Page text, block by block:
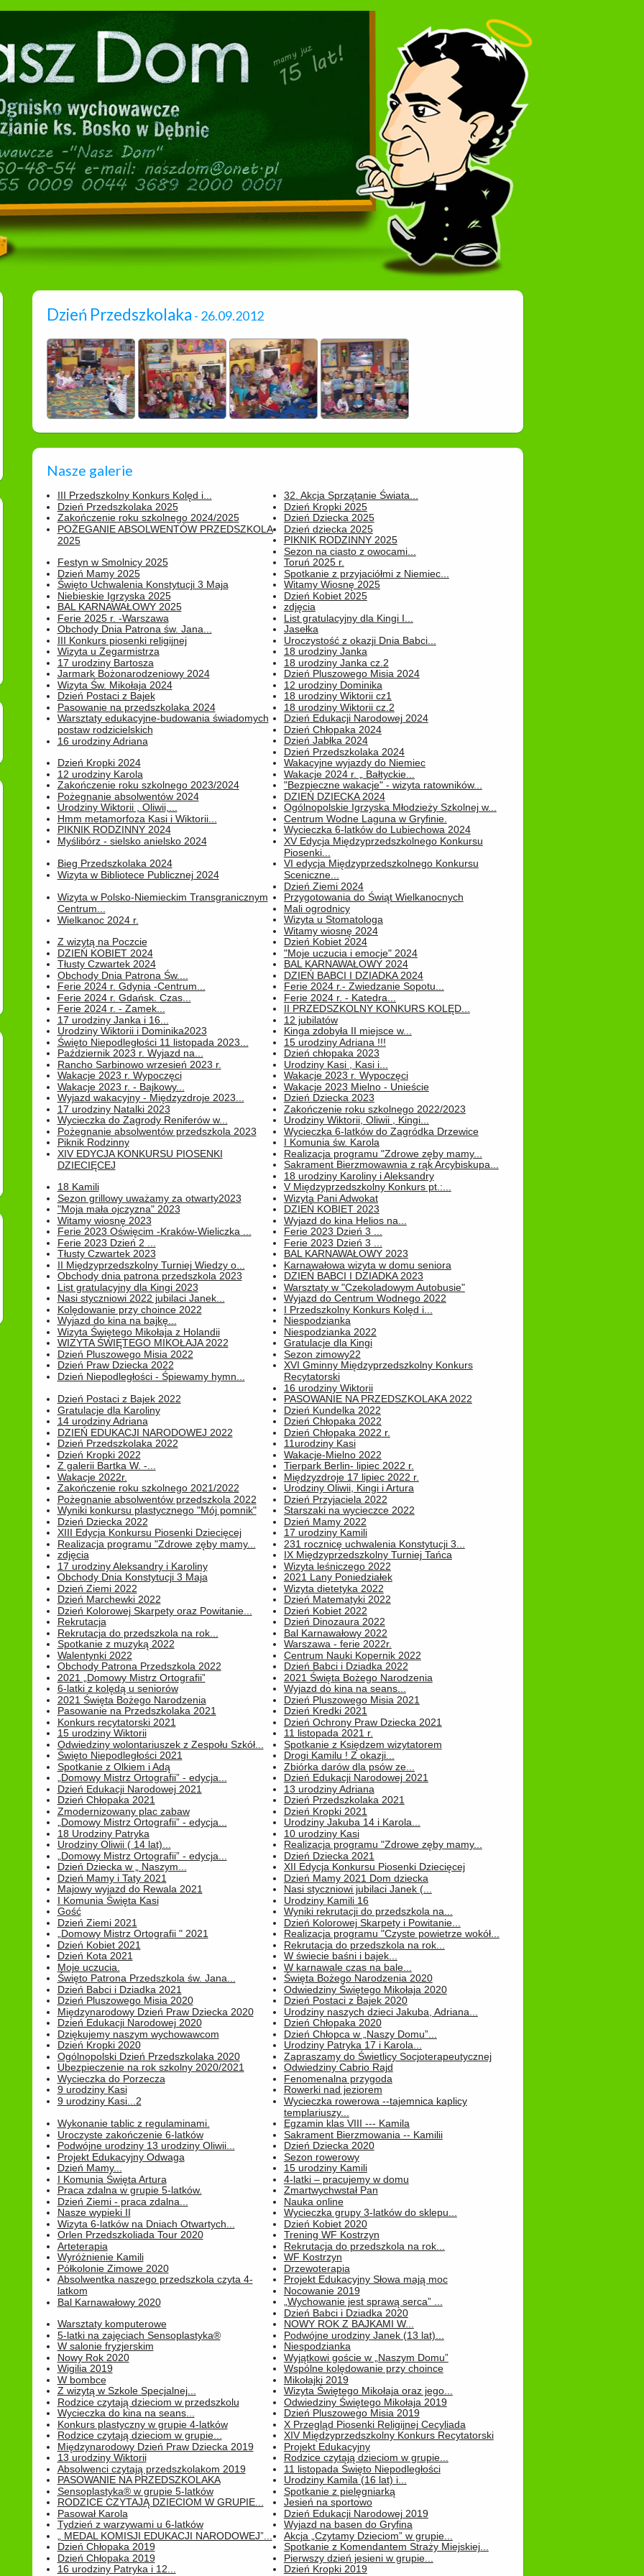
Dzień Przedszkolaka - 26.09.2012
Nasze galerie
III Przedszkolny Konkurs Kolęd i...
Dzień Przedszkolaka 2025
32. Akcja Sprzątanie Świata...
Dzień Kropki 2025
Zakończenie roku szkolnego 2024/2025
POŻEGANIE ABSOLWENTÓW PRZEDSZKOLA
2025
Dzień Dziecka 2025
Dzień dziecka 2025
PIKNIK RODZINNY 2025
Sezon na ciasto z owocami...
Festyn w Smolnicy 2025
Dzień Mamy 2025
Toruń 2025 r.
Spotkanie z przyjaciółmi z Niemiec...
Święto Uchwalenia Konstytucji 3 Maja
Niebieskie Igrzyska 2025
Witamy Wiosnę 2025
Dzień Kobiet 2025
BAL KARNAWAŁOWY 2025
Ferie 2025 r. -Warszawa
zdjęcia
List gratulacyjny dla Kingi I...
Obchody Dnia Patrona św. Jana...
III Konkurs piosenki religijnej
Jasełka
Uroczystość z okazji Dnia Babci...
Wizyta u Zegarmistrza
17 urodziny Bartosza
18 urodziny Janka
18 urodziny Janka cz.2
Jarmark Bożonarodzeniowy 2024
Wizyta Św. Mikołaja 2024
Dzień Pluszowego Misia 2024
12 urodziny Dominika
Dzień Postaci z Bajek
Pasowanie na przedszkolaka 2024
18 urodziny Wiktorii cz1
18 urodziny Wiktorii cz.2
Warsztaty edukacyjne-budowania świadomych
postaw rodzicielskich
16 urodziny Adriana
Dzień Edukacji Narodowej 2024
Dzień Chłopaka 2024
Dzień Jabłka 2024
Dzień Przedszkolaka 2024
Dzień Kropki 2024
12 urodziny Karola
Wakacyjne wyjazdy do Niemiec
Wakacje 2024 r. „ Bałtyckie...
Zakończenie roku szkolnego 2023/2024
Pożegnanie absolwentów 2024
"Bezpieczne wakacje" - wizyta ratowników...
DZIEŃ DZIECKA 2024
Urodziny Wiktorii , Oliwii,...
Hmm metamorfoza Kasi i Wiktorii...
Ogólnopolskie Igrzyska Młodzieży Szkolnej w...
Centrum Wodne Laguna w Gryfinie.
PIKNIK RODZINNY 2024
Myślibórz - sielsko anielsko 2024
Wycieczka 6-latków do Lubiechowa 2024
XV Edycja Międzyprzedszkolnego Konkursu
Piosenki...
Bieg Przedszkolaka 2024
Wizyta w Bibliotece Publicznej 2024
VI edycja Międzyprzedszkolnego Konkursu
Sceniczne...
Dzień Ziemi 2024
Wizyta w Polsko-Niemieckim Transgranicznym
Centrum...
Wielkanoc 2024 r.
Przygotowania do Świąt Wielkanocnych
Mali ogrodnicy
Wizyta u Stomatologa
Witamy wiosnę 2024
Z wizytą na Poczcie
DZIEŃ KOBIET 2024
Dzień Kobiet 2024
"Moje uczucia i emocje" 2024
Tłusty Czwartek 2024
Obchody Dnia Patrona Św....
BAL KARNAWAŁOWY 2024
DZIEŃ BABCI I DZIADKA 2024
Ferie 2024 r. Gdynia -Centrum...
Ferie 2024 r. Gdańsk. Czas...
Ferie 2024 r.- Zwiedzanie Sopotu...
Ferie 2024 r. - Katedra...
Ferie 2024 r. - Zamek...
17 urodziny Janka i 16...
II PRZEDSZKOLNY KONKURS KOLĘD...
12 jubilatów
Urodziny Wiktorii i Dominika2023
Święto Niepodległości 11 listopada 2023...
Kinga zdobyła II miejsce w...
15 urodziny Adriana !!!
Październik 2023 r. Wyjazd na...
Rancho Sarbinowo wrzesień 2023 r.
Dzień chłopaka 2023
Urodziny Kasi , Kasi i...
Wakacje 2023 r. Wypoczęci
Wakacje 2023 r. - Bajkowy...
Wakacje 2023 r. Wypoczęci
Wakacje 2023 Mielno - Unieście
Wyjazd wakacyjny - Międzyzdroje 2023...
17 urodziny Natalki 2023
Dzień Dziecka 2023
Zakończenie roku szkolnego 2022/2023
Wycieczka do Zagrody Reniferów w...
Pożegnanie absolwentów przedszkola 2023
Urodziny Wiktorii, Oliwii , Kingi...
Wycieczka 6-latków do Zagródka Drzewice
Piknik Rodzinny
XIV EDYCJA KONKURSU PIOSENKI
DZIECIĘCEJ
I Komunia św. Karola
Realizacja programu "Zdrowe zęby mamy...
Sakrament Bierzmowawnia z rąk Arcybiskupa...
18 urodziny Karoliny i Aleksandry
18 Kamili
Sezon grillowy uważamy za otwarty2023
V Międzyprzedszkolny Konkurs pt.:...
Wizyta Pani Adwokat
"Moja mała ojczyzna" 2023
Witamy wiosnę 2023
DZIEŃ KOBIET 2023
Wyjazd do kina Helios na...
Ferie 2023 Oświęcim -Kraków-Wieliczka ...
Ferie 2023 Dzień 2 ...
Ferie 2023 Dzień 3 ...
Ferie 2023 Dzień 3 ...
Tłusty Czwartek 2023
II Międzyprzedszkolny Turniej Wiedzy o...
BAL KARNAWAŁOWY 2023
Karnawałowa wizyta w domu seniora
Obchody dnia patrona przedszkola 2023
List gratulacyjny dla Kingi 2023
DZIEŃ BABCI I DZIADKA 2023
Warsztaty w "Czekoladowym Autobusie"
Nasi styczniowi 2022 jubilaci Janek...
Kolędowanie przy choince 2022
Wyjazd do Centrum Wodnego 2022
I Przedszkolny Konkurs Kolęd i...
Wyjazd do kina na bajkę...
Wizyta Świętego Mikołaja z Holandii
Niespodzianka
Niespodzianka 2022
WIZYTA ŚWIĘTEGO MIKOŁAJA 2022
Dzień Pluszowego Misia 2022
Gratulacje dla Kingi
Sezon zimowy22
Dzień Praw Dziecka 2022
Dzień Niepodległości - Śpiewamy hymn...
XVI Gminny Międzyprzedszkolny Konkurs
Recytatorski
16 urodziny Wiktorii
Dzień Postaci z Bajek 2022
Gratulacje dla Karoliny
PASOWANIE NA PRZEDSZKOLAKA 2022
Dzień Kundelka 2022
14 urodziny Adriana
DZIEŃ EDUKACJI NARODOWEJ 2022
Dzień Chłopaka 2022
Dzień Chłopaka 2022 r.
Dzień Przedszkolaka 2022
Dzień Kropki 2022
11urodziny Kasi
Wakacje-Mielno 2022
Z galerii Bartka W. -...
Wakacje 2022r.
Tierpark Berlin- lipiec 2022 r.
Międzyzdroje 17 lipiec 2022 r.
Zakończenie roku szkolnego 2021/2022
Pożegnanie absolwentów przedszkola 2022
Urodziny Oliwii, Kingi i Artura
Dzień Przyjaciela 2022
Wyniki konkursu plastycznego "Mój pomnik"
Dzień Dziecka 2022
Starszaki na wycieczce 2022
Dzień Mamy 2022
XIII Edycja Konkursu Piosenki Dziecięcej
Realizacja programu "Zdrowe zęby mamy...
17 urodziny Kamili
231 rocznicę uchwalenia Konstytucji 3...
zdjęcia
17 urodziny Aleksandry i Karoliny
IX Międzyprzedszkolny Turniej Tańca
Wizyta leśniczego 2022
Obchody Dnia Konstytucji 3 Maja
Dzień Ziemi 2022
2021 Lany Poniedziałek
Wizyta dietetyka 2022
Dzień Marchewki 2022
Dzień Kolorowej Skarpety oraz Powitanie...
Dzień Matematyki 2022
Dzień Kobiet 2022
Rekrutacja
Rekrutacja do przedszkola na rok...
Dzień Dinozaura 2022
Bal Karnawałowy 2022
Spotkanie z muzyką 2022
Walentynki 2022
Warszawa - ferie 2022r.
Centrum Nauki Kopernik 2022
Obchody Patrona Przedszkola 2022
2021 „Domowy Mistrz Ortografii”
Dzień Babci i Dziadka 2022
2021 Święta Bożego Narodzenia
6-latki z kolędą u seniorów
2021 Święta Bożego Narodzenia
Wyjazd do kina na seans...
Dzień Pluszowego Misia 2021
Pasowanie na Przedszkolaka 2021
Konkurs recytatorski 2021
Dzień Kredki 2021
Dzień Ochrony Praw Dziecka 2021
15 urodziny Wiktorii
Odwiedziny wolontariuszek z Zespołu Szkół...
11 listopada 2021 r.
Spotkanie z Księdzem wizytatorem
Święto Niepodległości 2021
Spotkanie z Olkiem i Adą
Drogi Kamilu ! Z okazji...
Zbiórka darów dla psów ze...
„Domowy Mistrz Ortografii” - edycja...
Dzień Edukacji Narodowej 2021
Dzień Edukacji Narodowej 2021
13 urodziny Adriana
Dzień Chłopaka 2021
Zmodernizowany plac zabaw
Dzień Przedszkolaka 2021
Dzień Kropki 2021
„Domowy Mistrz Ortografii” - edycja...
18 Urodziny Patryka
Urodziny Jakuba 14 i Karola...
10 urodziny Kasi
Urodziny Oliwii ( 14 lat)...
„Domowy Mistrz Ortografii” - edycja...
Realizacja programu "Zdrowe zęby mamy...
Dzień Dziecka 2021
Dzień Dziecka w „ Naszym...
Dzień Mamy i Taty 2021
XII Edycja Konkursu Piosenki Dziecięcej
Dzień Mamy 2021 Dom dziecka
Majowy wyjazd do Rewala 2021
I Komunia Święta Kasi
Nasi styczniowi jubilaci Janek (...
Urodziny Kamili 16
Gość
Dzień Ziemi 2021
Wyniki rekrutacji do przedszkola na...
Dzień Kolorowej Skarpety i Powitanie...
„Domowy Mistrz Ortografii " 2021
Dzień Kobiet 2021
Realizacja programu "Czyste powietrze wokół...
Rekrutacja do przedszkola na rok...
Dzień Kota 2021
Moje uczucia.
W świecie baśni i bajek...
W karnawale czas na bale...
Święto Patrona Przedszkola św. Jana...
Dzień Babci i Dziadka 2021
Święta Bożego Narodzenia 2020
Odwiedziny Świętego Mikołaja 2020
Dzień Pluszowego Misia 2020
Międzynarodowy Dzień Praw Dziecka 2020
Dzień Postaci z Bajek 2020
Urodziny naszych dzieci Jakuba, Adriana...
Dzień Edukacji Narodowej 2020
Dziękujemy naszym wychowawcom
Dzień Chłopaka 2020
Dzień Chłopca w „Naszy Domu”...
Dzień Kropki 2020
Ogólnopolski Dzień Przedszkolaka 2020
Urodziny Patryka 17 i Karola...
Zapraszamy do Świetlicy Socjoterapeutycznej
Ubezpieczenie na rok szkolny 2020/2021
Wycieczka do Porzecza
Odwiedziny Cabrio Rajd
Fenomenalna przygoda
9 urodziny Kasi
9 urodziny Kasi...2
Rowerki nad jeziorem
Wycieczka rowerowa --tajemnica kaplicy
templariuszy...
Wykonanie tablic z regulaminami.
Uroczyste zakończenie 6-latków
Egzamin klas VIII --- Kamila
Sakrament Bierzmowania -- Kamilii
Podwójne urodziny 13 urodziny Oliwii...
Projekt Edukacyjny Odwaga
Dzień Dziecka 2020
Sezon rowerowy
Dzień Mamy...
I Komunia Święta Artura
15 urodziny Kamili
4-latki – pracujemy w domu
Praca zdalna w grupie 5-latków.
Dzień Ziemi - praca zdalna...
Zmartwychwstał Pan
Nauka online
Nasze wypieki II
Wizyta 6-latków na Dniach Otwartych...
Wycieczka grupy 3-latków do sklepu...
Dzień Kobiet 2020
Orlen Przedszkoliada Tour 2020
Arteterapia
Trening WF Kostrzyn
Rekrutacja do przedszkola na rok...
Wyróżnienie Kamili
Półkolonie Zimowe 2020
WF Kostrzyn
Drzewoterapia
Absolwentka naszego przedszkola czyta 4-
latkom
Bal Karnawałowy 2020
Projekt Edukacyjny Słowa mają moc
Nocowanie 2019
„Wychowanie jest sprawą serca” ...
Dzień Babci i Dziadka 2020
Warsztaty komputerowe
5-latki na zajęciach Sensoplastyka®
NOWY ROK Z BAJKAMI W...
Podwójne urodziny Janek (13 lat)...
W salonie fryzjerskim
Nowy Rok 2020
Niespodzianka
Wyjątkowi goście w „Naszym Domu”
Wigilia 2019
W bombce
Wspólne kolędowanie przy choince
Mikołajki 2019
Z wizytą w Szkole Specjalnej...
Rodzice czytają dzieciom w przedszkolu
Wizyta Świętego Mikołaja oraz jego...
Odwiedziny Świętego Mikołaja 2019
Wycieczka do kina na seans...
Konkurs plastyczny w grupie 4-latków
Dzień Pluszowego Misia 2019
X Przegląd Piosenki Religijnej Cecyliada
Rodzice czytają dzieciom w grupie...
Międzynarodowy Dzień Praw Dziecka 2019
XIV Międzyprzedszkolny Konkurs Recytatorski
Projekt Edukacyjny
13 urodziny Wiktorii
Absolwenci czytają przedszkolakom 2019
Rodzice czytają dzieciom w grupie...
11 listopada Święto Niepodległości
PASOWANIE NA PRZEDSZKOLAKA
Sensoplastyka® w grupie 5-latków
Urodziny Kamila (16 lat) i...
Spotkanie z pielęgniarką
RODZICE CZYTAJĄ DZIECIOM W GRUPIE...
Pasował Karola
Jesień na sportowo
Dzień Edukacji Narodowej 2019
Tydzień z warzywami u 6-latków
„ MEDAL KOMISJI EDUKACJI NARODOWEJ”...
Wyjazd na basen do Gryfina
Akcja „Czytamy Dzieciom” w grupie...
Dzień Chłopaka 2019
Dzień Chłopaka 2019
Spotkanie z Komendantem Straży Miejskiej...
Pierwszy dzień jesieni w grupie...
16 urodziny Patryka i 12...
Dzień Kropki 2019